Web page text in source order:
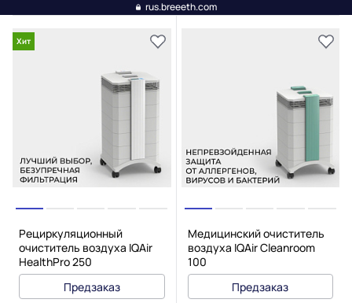
rus.breeeth.com
Хит
Рециркуляционный
очиститель воздуха IQAir
HealthPro 250
Предзаказ
Медицинский очиститель
воздуха IQAir Cleanroom
100
Предзаказ